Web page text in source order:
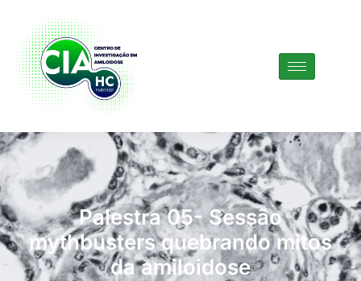
Palestra 05- Sessão
mythbusters quebrando mitos
da amiloidose